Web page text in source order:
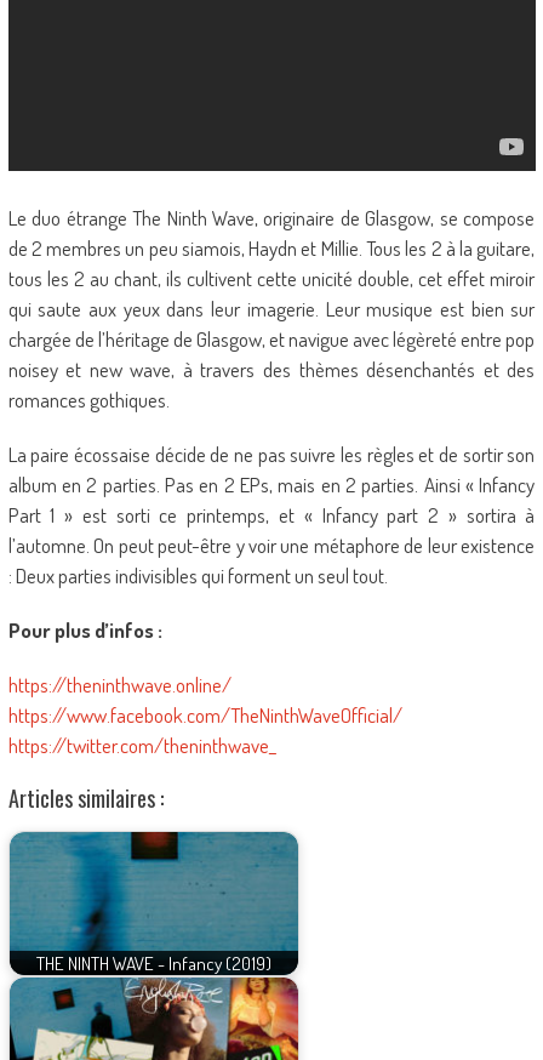
Le duo étrange The Ninth Wave, originaire de Glasgow, se compose
de 2 membres un peu siamois, Haydn et Millie. Tous les 2 à la guitare,
tous les 2 au chant, ils cultivent cette unicité double, cet effet miroir
qui saute aux yeux dans leur imagerie. Leur musique est bien sur
chargée de l’héritage de Glasgow, et navigue avec légèreté entre pop
noisey et new wave, à travers des thèmes désenchantés et des
romances gothiques.
La paire écossaise décide de ne pas suivre les règles et de sortir son
album en 2 parties. Pas en 2 EPs, mais en 2 parties. Ainsi « Infancy
Part 1 » est sorti ce printemps, et « Infancy part 2 » sortira à
l’automne. On peut peut-être y voir une métaphore de leur existence
: Deux parties indivisibles qui forment un seul tout.
Pour plus d’infos :
https://theninthwave.online/
https://www.facebook.com/TheNinthWaveOfficial/
https://twitter.com/theninthwave_
Articles similaires :
THE NINTH WAVE - Infancy (2019)